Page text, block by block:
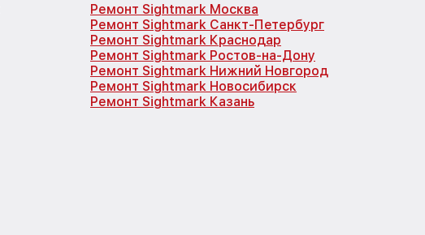
Ремонт Sightmark Москва
Ремонт Sightmark Санкт-Петербург
Ремонт Sightmark Краснодар
Ремонт Sightmark Ростов-на-Дону
Ремонт Sightmark Нижний Новгород
Ремонт Sightmark Новосибирск
Ремонт Sightmark Казань